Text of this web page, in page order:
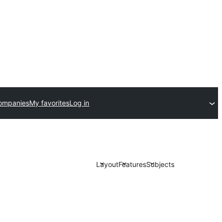
My favoritesLog in
LayoutFeaturesSubjects